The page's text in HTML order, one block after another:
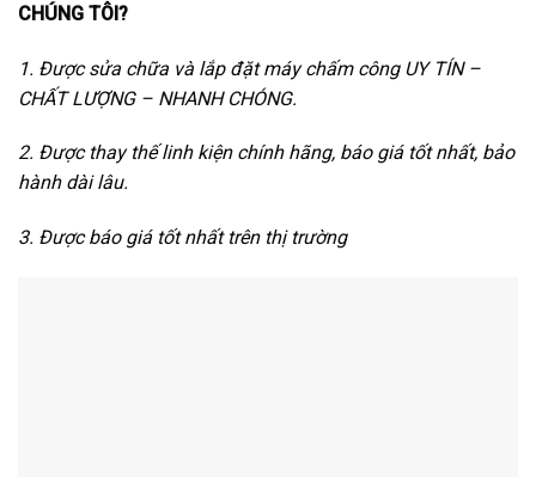
CHÚNG TÔI?
1. Được sửa chữa và lắp đặt máy chấm công UY TÍN –
CHẤT LƯỢNG – NHANH CHÓNG.
2. Được thay thế linh kiện chính hãng, báo giá tốt nhất, bảo
hành dài lâu.
3. Được báo giá tốt nhất trên thị trường